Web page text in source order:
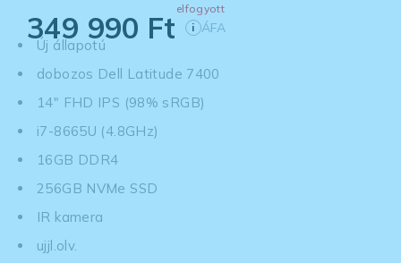
elfogyott
349 990 Ft i ÁFA
Új állapotú
dobozos Dell Latitude 7400
14" FHD IPS (98% sRGB)
i7-8665U (4.8GHz)
16GB DDR4
256GB NVMe SSD
IR kamera
ujjl.olv.